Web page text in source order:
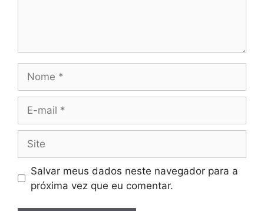
Salvar meus dados neste navegador para a
próxima vez que eu comentar.